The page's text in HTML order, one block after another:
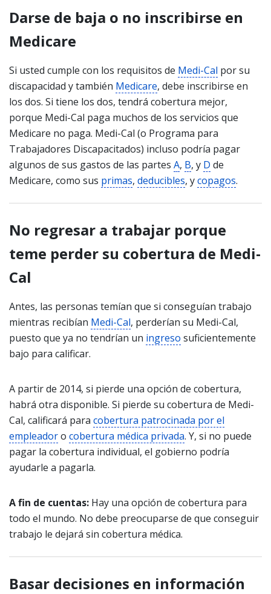
Darse de baja o no inscribirse en
Medicare
Si usted cumple con los requisitos de Medi-Cal por su
discapacidad y también Medicare, debe inscribirse en
los dos. Si tiene los dos, tendrá cobertura mejor,
porque Medi-Cal paga muchos de los servicios que
Medicare no paga. Medi-Cal (o Programa para
Trabajadores Discapacitados) incluso podría pagar
algunos de sus gastos de las partes A, B, y D de
Medicare, como sus primas, deducibles, ycopagos.
No regresar a trabajar porque
teme perder su cobertura de Medi-
Cal
Antes, las personas temían que si conseguían trabajo
mientras recibían Medi-Cal, perderían su Medi-Cal,
puesto que ya no tendrían un ingreso suficientemente
bajo para calificar.
A partir de 2014, si pierde una opción de cobertura,
habrá otra disponible. Si pierde su cobertura de Medi-
Cal, calificará para cobertura patrocinada por el
empleadoro cobertura médica privada. Y, si no puede
pagar la cobertura individual, el gobierno podría
ayudarle a pagarla.
A fin de cuentas: Hay una opción de cobertura para
todo el mundo. No debe preocuparse de que conseguir
trabajo le dejará sin cobertura médica.
Basar decisiones en información